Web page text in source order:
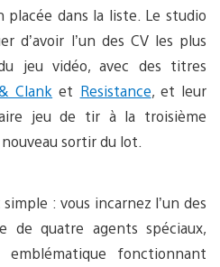
dans la liste. Le studio
d’avoir l’un des CV les plus
jeu vidéo, avec des titres
Clank et Resistance, et leur
jeu de tir à la troisième
sortir du lot.
: vous incarnez l’un des
de quatre agents spéciaux,
fonctionnant